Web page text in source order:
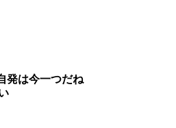
発は今一つだね